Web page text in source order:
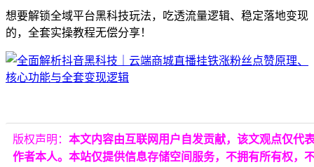
想要解锁全域平台黑科技玩法，吃透流量逻辑、稳定落地变现
的，全套实操教程无偿分享！
版权声明： 本文内容由互联网用户自发贡献，该文观点仅代
作者本人。本站仅提供信息存储空间服务，不拥有所有权，